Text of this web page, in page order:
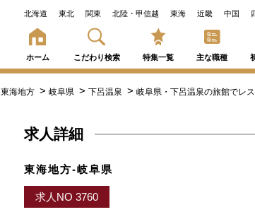
北海道 東北 関東 北陸・甲信越 東海 近畿 中国
ホーム こだわり検索 特集一覧 主な職種
東海地方 岐阜県 下呂温泉 岐阜県・下呂温泉の旅館でレ
求人詳細
東海地方-岐阜県
求人NO 3760